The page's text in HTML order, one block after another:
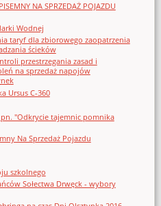
NA SPRZEDAŻ POJAZDU
Wodnej
taryf dla zbiorowego zaopatrzenia
ścieków
przestrzegania zasad i
na sprzedaż napojów
Ursus C-360
pn. "Odkrycie tajemnic pomnika
Na Sprzedaż Pojazdu
szkolnego
Sołectwa Drwęck - wybory